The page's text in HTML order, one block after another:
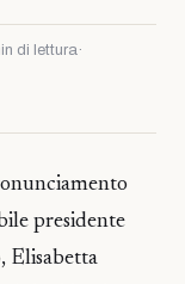
di lettura·
presidente
Elisabetta